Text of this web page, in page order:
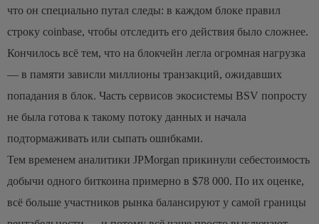
что он специально путал следы: в каждом блоке правил
строку coinbase, чтобы отследить его действия было сложнее.
Кончилось всё тем, что на блокчейн легла огромная нагрузка
— в памяти зависли миллионы транзакций, ожидавших
попадания в блок. Часть сервисов экосистемы BSV попросту
не была готова к такому потоку данных и начала
подтормаживать или сыпать ошибками.
Тем временем аналитики JPMorgan прикинули себестоимость
добычи одного биткоина примерно в $78 000. По их оценке,
всё больше участников рынка балансируют у самой границы